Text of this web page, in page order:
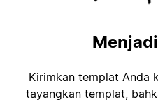
Kirimkan templat Anda
tayangkan templat,